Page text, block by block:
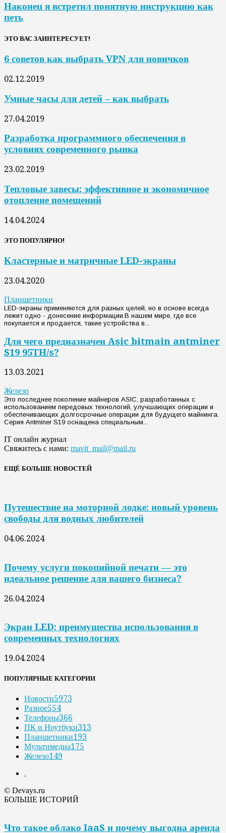
Наконец я встретил понятную инструкцию как
петь
ЭТО ВАС ЗАИНТЕРЕСУЕТ!
6 советов как выбрать VPN для новичков
02.12.2019
Умные часы для детей – как выбрать
27.04.2019
Разработка программного обеспечения в
условиях современного рынка
23.02.2019
Тепловые завесы: эффективное и экономичное
отопление помещений
14.04.2024
ЭТО ПОПУЛЯРНО!
Кластерные и матричные LED-экраны
23.04.2020
Планшетники
LED-экраны применяются для разных целей, но в основе всегда
лежит одно - донесение информации.В нашем мире, где все
покупается и продается, такие устройства в...
Для чего предназначен Asic bitmain antminer
S19 95TH/s?
13.03.2021
Железо
Это последнее поколение майнеров ASIC, разработанных с
использованием передовых технологий, улучшающих операции и
обеспечивающих долгосрочные операции для будущего майнинга.
Серия Antminer S19 оснащена специальным...
IT онлайн журнал
Свяжитесь с нами: mavit_mail@mail.ru
ЕЩЁ БОЛЬШЕ НОВОСТЕЙ
Путешествие на моторной лодке: новый уровень
свободы для водных любителей
04.06.2024
Почему услуги покопийной печати — это
идеальное решение для вашего бизнеса?
26.04.2024
Экран LED: преимущества использования в
современных технологиях
19.04.2024
ПОПУЛЯРНЫЕ КАТЕГОРИИ
Новости5973
Разное554
Телефоны366
ПК и Ноутбуки313
Планшетники193
Мультимедиа175
Железо149
.
© Devays.ru
БОЛЬШЕ ИСТОРИЙ
Что такое облако IaaS и почему выгодна аренда